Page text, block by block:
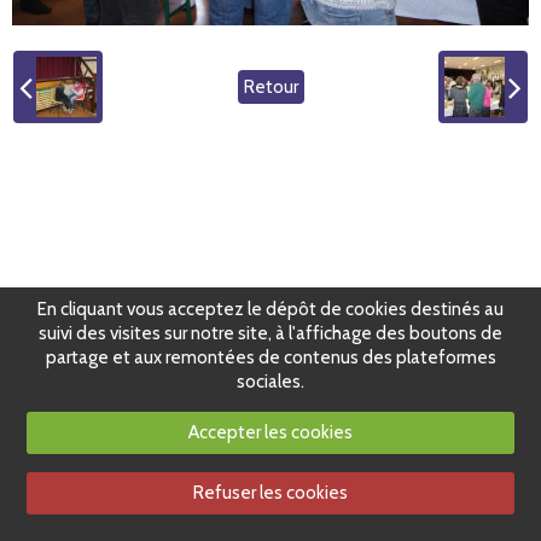
Retour
En cliquant vous acceptez le dépôt de cookies destinés au
suivi des visites sur notre site, à l'affichage des boutons de
partage et aux remontées de contenus des plateformes
sociales.
Accepter les cookies
Refuser les cookies